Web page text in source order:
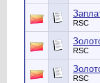
RSC
RSC
RSC